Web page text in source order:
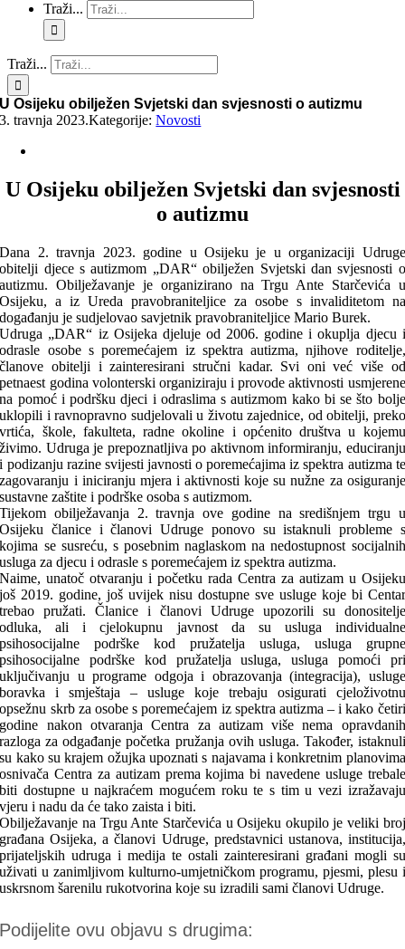
Traži...
Traži...
U Osijeku obilježen Svjetski dan svjesnosti o autizmu
3. travnja 2023.Kategorije:Novosti
U Osijeku obilježen Svjetski dan svjesnosti
o autizmu
Dana 2. travnja 2023. godine u Osijeku je u organizaciji Udruge
obitelji djece s autizmom „DAR“ obilježen Svjetski dan svjesnosti o
autizmu. Obilježavanje je organizirano na Trgu Ante Starčevića u
Osijeku, a iz Ureda pravobraniteljice za osobe s invaliditetom na
događanju je sudjelovao savjetnik pravobraniteljice Mario Burek.
Udruga „DAR“ iz Osijeka djeluje od 2006. godine i okuplja djecu i
odrasle osobe s poremećajem iz spektra autizma, njihove roditelje,
članove obitelji i zainteresirani stručni kadar. Svi oni već više od
petnaest godina volonterski organiziraju i provode aktivnosti usmjerene
na pomoć i podršku djeci i odraslima s autizmom kako bi se što bolje
uklopili i ravnopravno sudjelovali u životu zajednice, od obitelji, preko
vrtića, škole, fakulteta, radne okoline i općenito društva u kojemu
živimo. Udruga je prepoznatljiva po aktivnom informiranju, educiranju
i podizanju razine svijesti javnosti o poremećajima iz spektra autizma te
zagovaranju i iniciranju mjera i aktivnosti koje su nužne za osiguranje
sustavne zaštite i podrške osoba s autizmom.
Tijekom obilježavanja 2. travnja ove godine na središnjem trgu u
Osijeku članice i članovi Udruge ponovo su istaknuli probleme s
kojima se susreću, s posebnim naglaskom na nedostupnost socijalnih
usluga za djecu i odrasle s poremećajem iz spektra autizma.
Naime, unatoč otvaranju i početku rada Centra za autizam u Osijeku
još 2019. godine, još uvijek nisu dostupne sve usluge koje bi Centar
trebao pružati. Članice i članovi Udruge upozorili su donositelje
odluka, ali i cjelokupnu javnost da su usluga individualne
psihosocijalne podrške kod pružatelja usluga, usluga grupne
psihosocijalne podrške kod pružatelja usluga, usluga pomoći pri
uključivanju u programe odgoja i obrazovanja (integracija), usluge
boravka i smještaja – usluge koje trebaju osigurati cjeloživotnu
opsežnu skrb za osobe s poremećajem iz spektra autizma – i kako četiri
godine nakon otvaranja Centra za autizam više nema opravdanih
razloga za odgađanje početka pružanja ovih usluga. Također, istaknuli
su kako su krajem ožujka upoznati s najavama i konkretnim planovima
osnivača Centra za autizam prema kojima bi navedene usluge trebale
biti dostupne u najkraćem mogućem roku te s tim u vezi izražavaju
vjeru i nadu da će tako zaista i biti.
Obilježavanje na Trgu Ante Starčevića u Osijeku okupilo je veliki broj
građana Osijeka, a članovi Udruge, predstavnici ustanova, institucija,
prijateljskih udruga i medija te ostali zainteresirani građani mogli su
uživati u zanimljivom kulturno-umjetničkom programu, pjesmi, plesu i
uskrsnom šarenilu rukotvorina koje su izradili sami članovi Udruge.
Podijelite ovu objavu s drugima: